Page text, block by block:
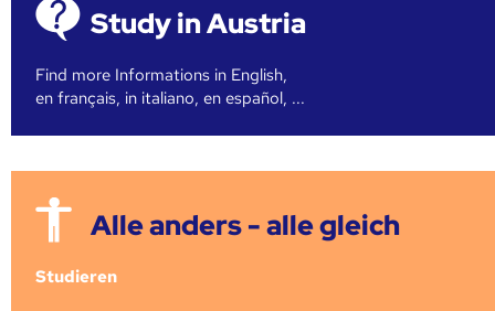
Study in Austria
Find more Informations in English,
en français, in italiano, en español, ...
Alle anders - alle gleich
Studieren